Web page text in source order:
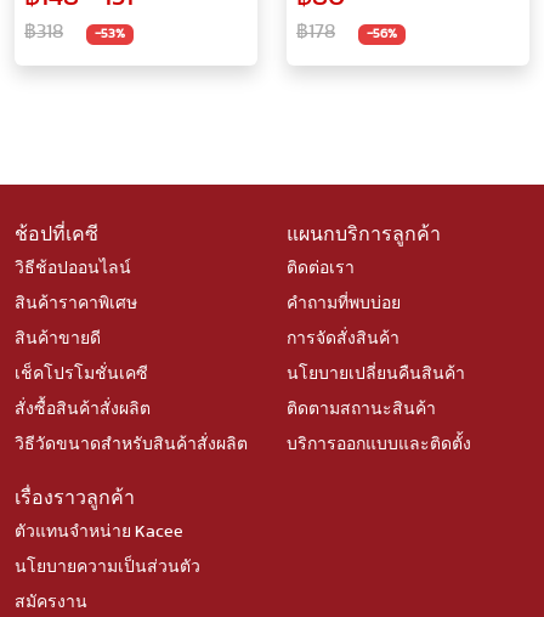
฿318 -53%
ใบ
฿178 -56%
ช้อปที่เคซี
วิธีช้อปออนไลน์
สินค้าราคาพิเศษ
สินค้าขายดี
เช็คโปรโมชั่นเคซี
สั่งซื้อสินค้าสั่งผลิต
วิธีวัดขนาดสำหรับสินค้าสั่งผลิต
แผนกบริการลูกค้า
ติดต่อเรา
คำถามที่พบบ่อย
การจัดสั่งสินค้า
นโยบายเปลี่ยนคืนสินค้า
ติดตามสถานะสินค้า
บริการออกแบบและติดตั้ง
เรื่องราวลูกค้า
ตัวแทนจำหน่าย Kacee
นโยบายความเป็นส่วนตัว
สมัครงาน